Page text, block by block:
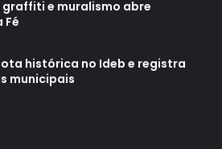
e muralismo abre
Fé
histórica no Ideb e registra
municipais